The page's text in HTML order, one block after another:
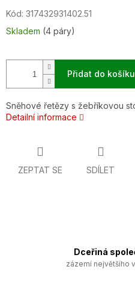
cena:
Kód: 317432931402.51
Skladem (4 páry)
Přidat do košíku
Sněhové řetězy s žebříkovou
Detailní informace
ZEPTAT SE SDÍLET
Dceřiná
zázemí největšího